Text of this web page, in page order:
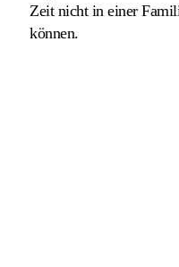
Zeit nicht in einer
können.